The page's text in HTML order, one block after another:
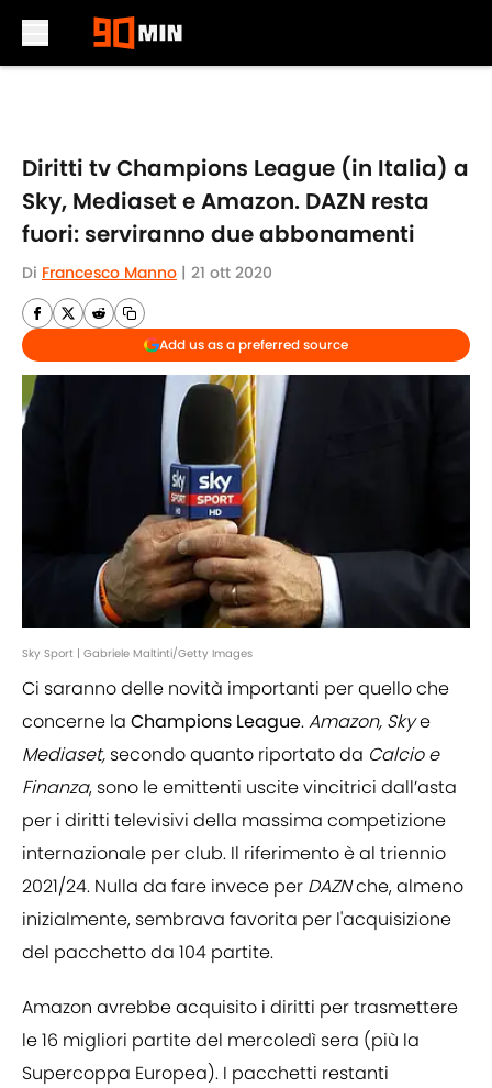
Diritti tv Champions League (in Italia) a
Sky, Mediaset e Amazon. DAZN resta
fuori: serviranno due abbonamenti
Di Francesco Manno | 21 ott 2020
Add us as a preferred source
Sky Sport | Gabriele Maltinti/Getty Images
Ci saranno delle novità importanti per quello che
concerne la Champions League.Amazon, Skye
Mediaset, secondo quanto riportato da Calcio e
Finanza, sono le emittenti uscite vincitrici dall’asta
per i diritti televisivi della massima competizione
internazionale per club. Il riferimento è al triennio
2021/24. Nulla da fare invece per DAZNche, almeno
inizialmente, sembrava favorita per l'acquisizione
del pacchetto da 104 partite.
Amazon avrebbe acquisito i diritti per trasmettere
le 16 migliori partite del mercoledì sera (più la
Supercoppa Europea). I pacchetti restanti